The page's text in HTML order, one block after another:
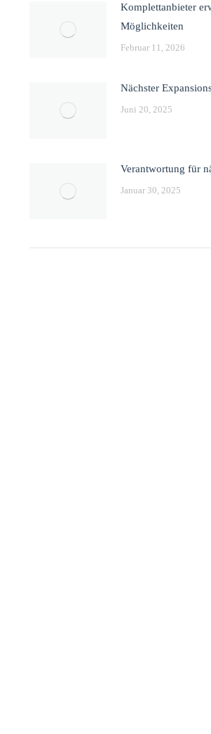
Komplettanbieter
Möglichkeiten
Februar 11, 2026
Nächster
Juni 20, 2025
Verantwortung für
Januar 30, 2025